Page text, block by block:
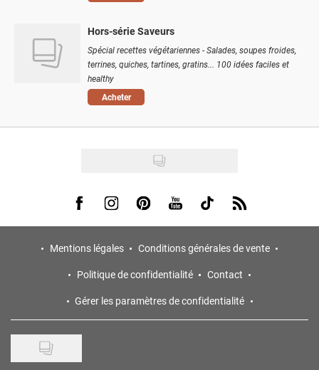
Hors-série Saveurs
Spécial recettes végétariennes - Salades, soupes froides,
terrines, quiches, tartines, gratins... 100 idées faciles et
healthy
Acheter
Visit us on Facebook
Visit us on Instagram
Visit us on Pinterest
Visit us on Youtube
Visit us on Tiktok
Visit us on Rss
Mentions légales
Conditions générales de vente
Politique de confidentialité
Contact
Gérer les paramètres de confidentialité